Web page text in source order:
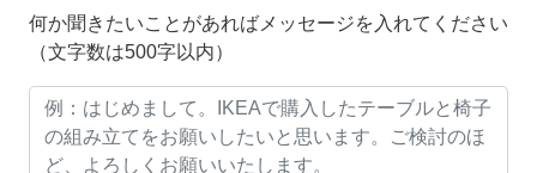
何か聞きたいことがあればメッセージを入れてください
（文字数は500字以内）